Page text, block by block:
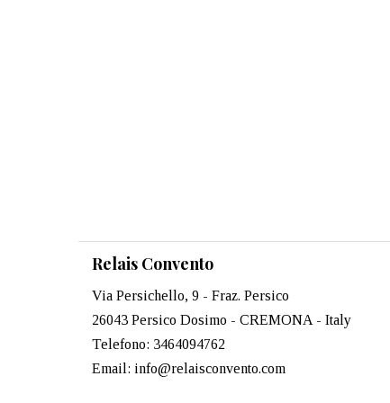
Relais Convento
Via Persichello, 9 - Fraz. Persico
26043 Persico Dosimo - CREMONA - Italy
Telefono: 3464094762
Email: info@relaisconvento.com